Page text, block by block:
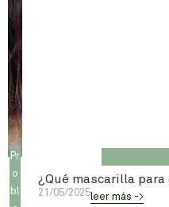
Pr
o
bl
¿Qué mascarilla para
21/05/2025leer más ->